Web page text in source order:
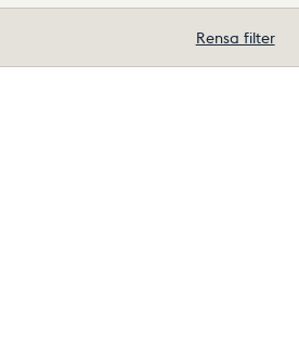
Rensa filter